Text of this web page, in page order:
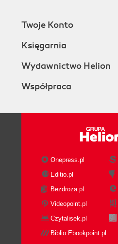
Twoje Konto
Księgarnia
Wydawnictwo Helion
Współpraca
Onepress.pl
Editio.pl
Bezdroza.pl
Videopoint.pl
Czytalisek.pl
Biblio.Ebookpoint.pl